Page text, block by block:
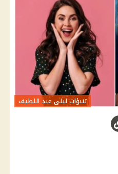
تنبؤات ليلى عبد اللطيف